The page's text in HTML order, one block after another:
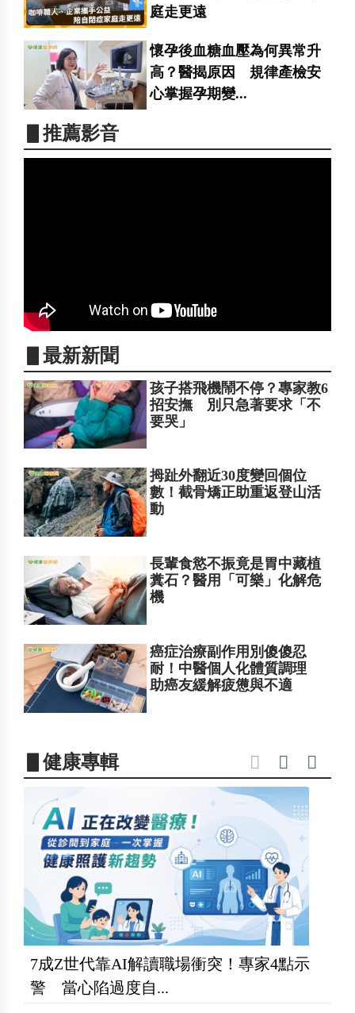
庭走更遠
懷孕後血糖血壓為何異常升
高？醫揭原因 規律產檢安
心掌握孕期變...
▋推薦影音
▋最新新聞
孩子搭飛機鬧不停？專家教6
招安撫 別只急著要求「不
要哭」
拇趾外翻近30度變回個位
數！截骨矯正助重返登山活
動
長輩食慾不振竟是胃中藏植
糞石？醫用「可樂」化解危
機
癌症治療副作用別傻傻忍
耐！中醫個人化體質調理
助癌友緩解疲憊與不適
▋健康專輯
7成Z世代靠AI解讀職場衝突！專家4點示
警 當心陷過度自...